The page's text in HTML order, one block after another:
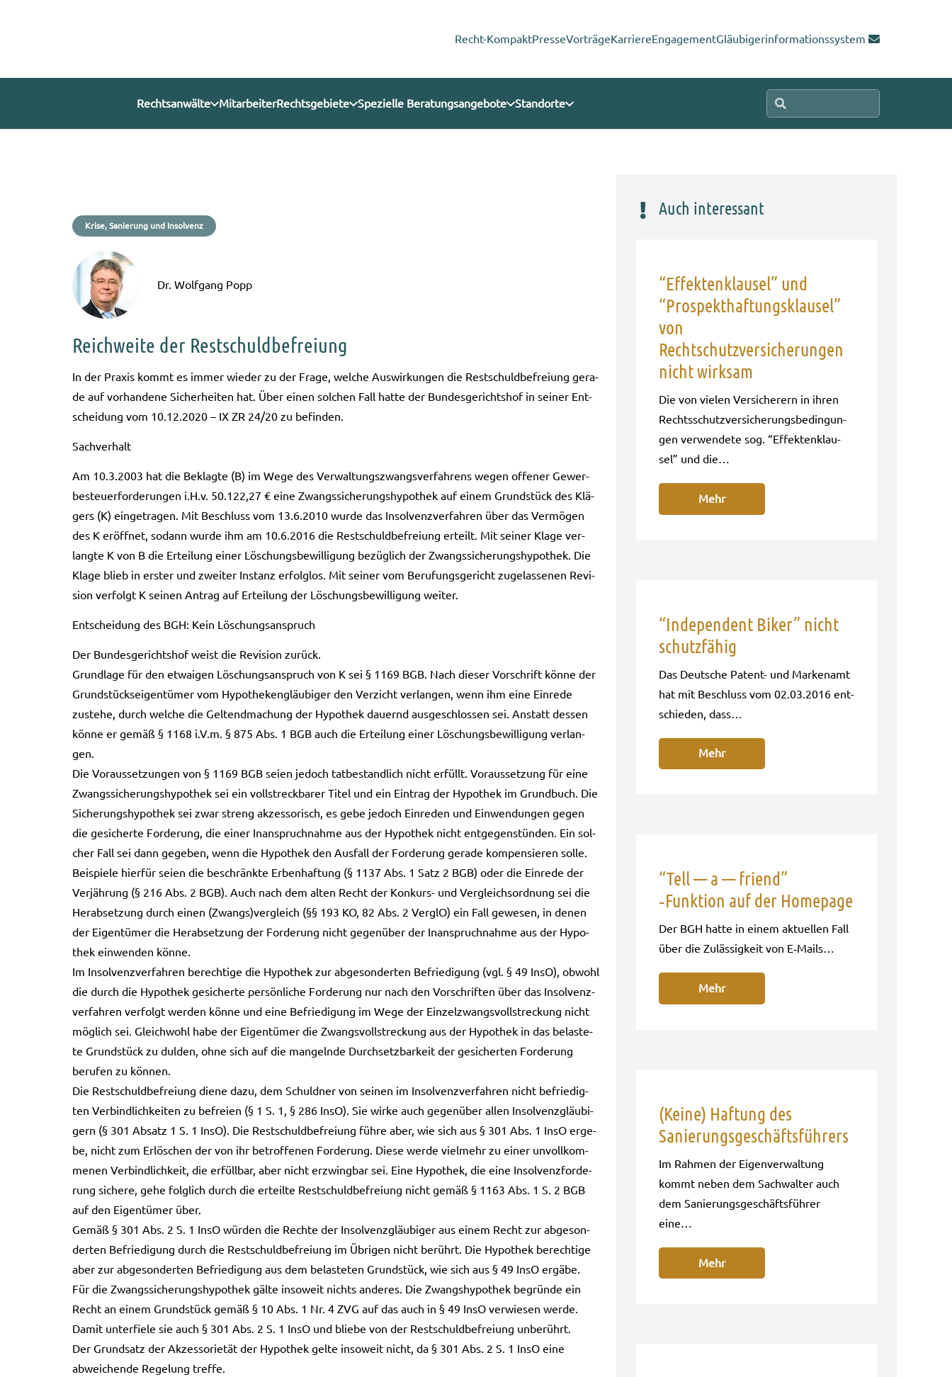
Recht-KompaktPresseVorträgeKarriereEngagementGläubigerinformationssystem
Rechtsanwälte MitarbeiterRechtsgebiete Spezielle Beratungsangebote Standorte
Krise, Sanierung und Insolvenz
Dr. Wolfgang Popp
Reichweite der Restschuldbefreiung
In der Pra­xis kommt es immer wie­der zu der Frage, wel­che Aus­wir­kun­gen die Rest­schuld­be­frei­ung gera­
de auf vor­han­de­ne Sicher­hei­ten hat. Über einen sol­chen Fall hatte der Bun­des­ge­richts­hof in sei­ner Ent­
schei­dung vom 10.12.2020 – IX ZR 24/20 zu befin­den.
Sach­ver­halt
Am 10.3.2003 hat die Beklag­te (B) im Wege des Ver­wal­tungs­zwangs­ver­fah­rens wegen offe­ner Gewer­
be­steu­er­for­de­run­gen i.H.v. 50.122,27 € eine Zwangs­si­che­rungs­hy­po­thek auf einem Grund­stück des Klä­
gers (K) ein­ge­tra­gen. Mit Beschluss vom 13.6.2010 wurde das Insol­venz­ver­fah­ren über das Ver­mö­gen
des K eröff­net, sodann wurde ihm am 10.6.2016 die Rest­schuld­be­frei­ung erteilt. Mit sei­ner Klage ver­
lang­te K von B die Ertei­lung einer Löschungs­be­wil­li­gung bezüg­lich der Zwangs­si­che­rungs­hy­po­thek. Die
Klage blieb in ers­ter und zwei­ter Instanz erfolg­los. Mit sei­ner vom Beru­fungs­ge­richt zuge­las­se­nen Revi­
si­on ver­folgt K sei­nen Antrag auf Ertei­lung der Löschungs­be­wil­li­gung wei­ter.
Ent­schei­dung des BGH: Kein Löschungs­an­spruch
Der Bun­des­ge­richts­hof weist die Revi­si­on zurück.
Grund­la­ge für den etwa­igen Löschungs­an­spruch von K sei § 1169 BGB. Nach die­ser Vor­schrift könne der
Grund­stücks­ei­gen­tü­mer vom Hypo­the­ken­gläu­bi­ger den Ver­zicht ver­lan­gen, wenn ihm eine Ein­re­de
zuste­he, durch wel­che die Gel­tend­ma­chung der Hypo­thek dau­ernd aus­ge­schlos­sen sei. Anstatt des­sen
könne er gemäß § 1168 i.V.m. § 875 Abs. 1 BGB auch die Ertei­lung einer Löschungs­be­wil­li­gung ver­lan­
gen.
Die Vor­aus­set­zun­gen von § 1169 BGB seien jedoch tat­be­stand­lich nicht erfüllt. Vor­aus­set­zung für eine
Zwangs­si­che­rungs­hy­po­thek sei ein voll­streck­ba­rer Titel und ein Ein­trag der Hypo­thek im Grund­buch. Die
Siche­rungs­hy­po­thek sei zwar streng akzes­so­risch, es gebe jedoch Ein­re­den und Ein­wen­dun­gen gegen
die gesi­cher­te For­de­rung, die einer Inan­spruch­nah­me aus der Hypo­thek nicht ent­ge­gen­stün­den. Ein sol­
cher Fall sei dann gege­ben, wenn die Hypo­thek den Aus­fall der For­de­rung gera­de kom­pen­sie­ren solle.
Bei­spie­le hier­für seien die beschränk­te Erben­haf­tung (§ 1137 Abs. 1 Satz 2 BGB) oder die Ein­re­de der
Ver­jäh­rung (§ 216 Abs. 2 BGB). Auch nach dem alten Recht der Konkurs- und Ver­gleichs­ord­nung sei die
Her­ab­set­zung durch einen (Zwangs)vergleich (§§ 193 KO, 82 Abs. 2 Ver­glO) ein Fall gewe­sen, in denen
der Eigen­tü­mer die Her­ab­set­zung der For­de­rung nicht gegen­über der Inan­spruch­nah­me aus der Hypo­
thek ein­wen­den könne.
Im Insol­venz­ver­fah­ren berech­ti­ge die Hypo­thek zur abge­son­der­ten Befrie­di­gung (vgl. § 49 InsO), obwohl
die durch die Hypo­thek gesi­cher­te per­sön­li­che For­de­rung nur nach den Vor­schrif­ten über das Insol­venz­
ver­fah­ren ver­folgt wer­den könne und eine Befrie­di­gung im Wege der Ein­zel­zwangs­voll­stre­ckung nicht
mög­lich sei. Gleich­wohl habe der Eigen­tü­mer die Zwangs­voll­stre­ckung aus der Hypo­thek in das belas­te­
te Grund­stück zu dul­den, ohne sich auf die man­geln­de Durch­setz­bar­keit der gesi­cher­ten For­de­rung
beru­fen zu kön­nen.
Die Rest­schuld­be­frei­ung diene dazu, dem Schuld­ner von sei­nen im Insol­venz­ver­fah­ren nicht befrie­dig­
ten Ver­bind­lich­kei­ten zu befrei­en (§ 1 S. 1, § 286 InsO). Sie wirke auch gegen­über allen Insol­venz­gläu­bi­
gern (§ 301 Absatz 1 S. 1 InsO). Die Rest­schuld­be­frei­ung führe aber, wie sich aus § 301 Abs. 1 InsO erge­
be, nicht zum Erlö­schen der von ihr betrof­fe­nen For­de­rung. Diese werde viel­mehr zu einer unvoll­kom­
me­nen Ver­bind­lich­keit, die erfüll­bar, aber nicht erzwing­bar sei. Eine Hypo­thek, die eine Insol­venz­for­de­
rung siche­re, gehe folg­lich durch die erteil­te Rest­schuld­be­frei­ung nicht gemäß § 1163 Abs. 1 S. 2 BGB
auf den Eigen­tü­mer über.
Gemäß § 301 Abs. 2 S. 1 InsO wür­den die Rech­te der Insol­venz­gläu­bi­ger aus einem Recht zur abge­son­
der­ten Befrie­di­gung durch die Rest­schuld­be­frei­ung im Übri­gen nicht berührt. Die Hypo­thek berech­ti­ge
aber zur abge­son­der­ten Befrie­di­gung aus dem belas­te­ten Grund­stück, wie sich aus § 49 InsO ergä­be.
Für die Zwangs­si­che­rungs­hy­po­thek gälte inso­weit nichts ande­res. Die Zwangs­hy­po­thek begrün­de ein
Recht an einem Grund­stück gemäß § 10 Abs. 1 Nr. 4 ZVG auf das auch in § 49 InsO ver­wie­sen werde.
Damit unter­fie­le sie auch § 301 Abs. 2 S. 1 InsO und blie­be von der Rest­schuld­be­frei­ung unbe­rührt.
Der Grund­satz der Akzess­orie­tät der Hypo­thek gelte inso­weit nicht, da § 301 Abs. 2 S. 1 InsO eine
abwei­chen­de Rege­lung tref­fe.
Auch interessant
“Effektenklausel” und
“Prospekthaftungsklausel”
von
Rechtschutzversicherungen
nicht wirksam
Die von vie­len Ver­si­che­rern in ihren
Rechts­schutz­ver­si­che­rungs­be­din­gun­
gen ver­wen­de­te sog. “Effek­ten­klau­
sel” und die…
Mehr
“Independent Biker” nicht
schutzfähig
Das Deut­sche Patent- und Mar­ken­amt
hat mit Beschluss vom 02.03.2016 ent­
schie­den, dass…
Mehr
“Tell — a — friend”
‑Funktion auf der Homepage
Der BGH hatte in einem aktu­el­len Fall
über die Zuläs­sig­keit von E‑Mails…
Mehr
(Keine) Haftung des
Sanierungsgeschäftsführers
Im Rah­men der Eigen­ver­wal­tung
kommt neben dem Sach­wal­ter auch
dem Sanie­rungs­ge­schäfts­füh­rer
eine…
Mehr